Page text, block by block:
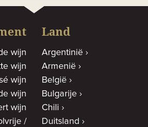
wijn
wijn
wijn
wijn
wijn
/
Land
Argentinië
Armenië
België
Bulgarije
Chili
Duitsland